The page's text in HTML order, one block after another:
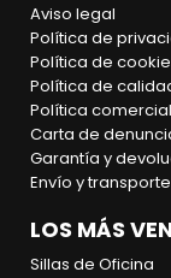
Aviso legal
Política de
Política de
Política de
Política comercial
Carta de
Garantía y
Envío y transporte
LOS MÁS
Sillas de Oficina